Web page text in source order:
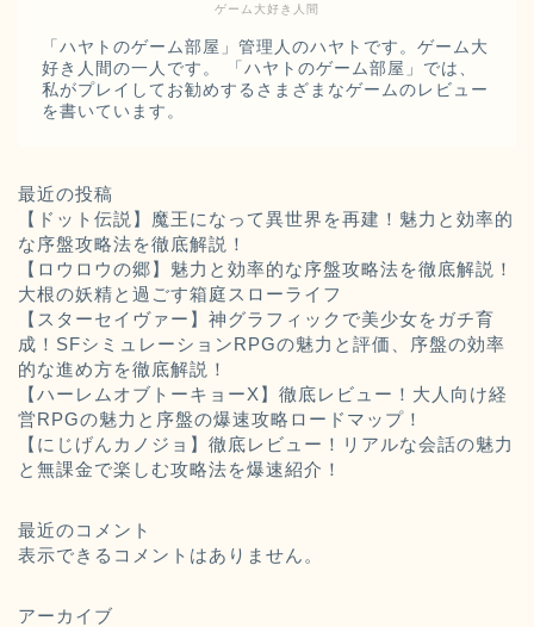
ゲーム大好き人間
「ハヤトのゲーム部屋」管理人のハヤトです。ゲーム大
好き人間の一人です。 「ハヤトのゲーム部屋」では、
私がプレイしてお勧めするさまざまなゲームのレビュー
を書いています。
最近の投稿
【ドット伝説】魔王になって異世界を再建！魅力と効率的
な序盤攻略法を徹底解説！
【ロウロウの郷】魅力と効率的な序盤攻略法を徹底解説！
大根の妖精と過ごす箱庭スローライフ
【スターセイヴァー】神グラフィックで美少女をガチ育
成！SFシミュレーションRPGの魅力と評価、序盤の効率
的な進め方を徹底解説！
【ハーレムオブトーキョーX】徹底レビュー！大人向け経
営RPGの魅力と序盤の爆速攻略ロードマップ！
【にじげんカノジョ】徹底レビュー！リアルな会話の魅力
と無課金で楽しむ攻略法を爆速紹介！
最近のコメント
表示できるコメントはありません。
アーカイブ